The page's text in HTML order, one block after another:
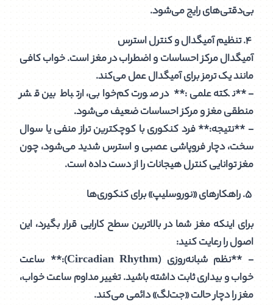
بی‌دقتی‌های رایج می‌شود.
آمیگدال مرکز احساسات و اضطراب در مغز است. خواب کافی
مانند یک ترمز برای آمیگدال عمل می‌کند.
- **نکته علمی:** در صورت کم‌خوابی، ارتباط بین قشر
منطقی مغز و مرکز احساسات ضعیف می‌شود.
- **نتیجه:** فرد کنکوری با کوچکترین تراز منفی یا سوال
سخت، دچار فروپاشی عصبی و استرس شدید می‌شود، چون
مغز توانایی کنترل هیجانات را از دست داده است.
برای اینکه مغز شما در بالاترین سطح کارایی قرار بگیرد، این
اصول را رعایت کنید:
- **نظم شبانه‌روزی (Circadian Rhythm):** ساعت
خواب و بیداری ثابت داشته باشید. تغییر مداوم ساعت خواب،
مغز را دچار حالت «جت‌لگ» دائمی می‌کند.